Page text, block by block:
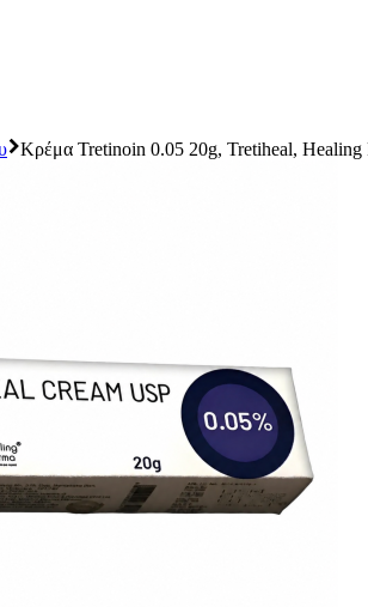
Κρέμα Tretinoin 0.05 20g, Tretiheal, Healing